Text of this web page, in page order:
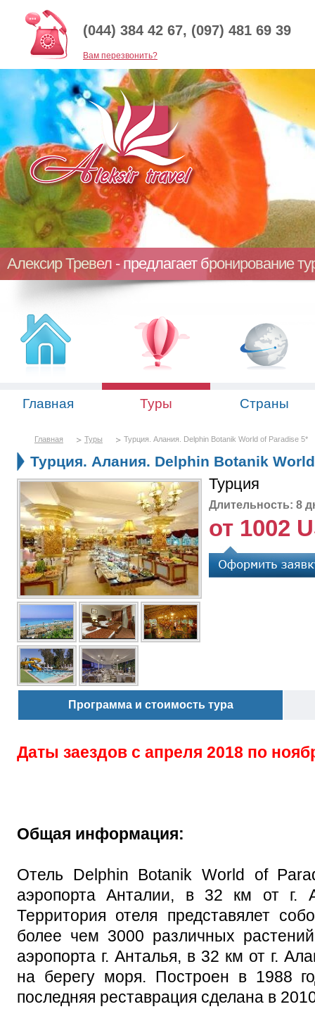
(044) 384 42 67, (097) 481 69 39
Baм перезвонить?
Алексир Тревел - предлагает бронирование
Главная Туры Страны
Главная Туры Турция. Алания. Delphin Botanik World of Paradise 5*
Турция. Алания. Delphin Botanik
Турция
Длительность: 8
от 1002
Программа и стоимость тура
Даты заездов с апреля 2018 по
Общая информация:
Отель Delphin Botanik World of
аэропорта Анталии, в 32 км от г.
Территория отеля представялет
более чем 3000 различных
аэропорта г. Анталья, в 32 км от г.
на берегу моря. Построен в 1988
последняя реставрация сделана в